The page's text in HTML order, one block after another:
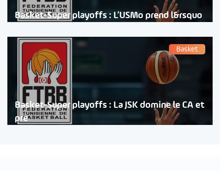
Basket-Super playoffs : L’USMo prend l&rsquo
Basket
Basket-Super playoffs : La JSK domine le CA et
pre